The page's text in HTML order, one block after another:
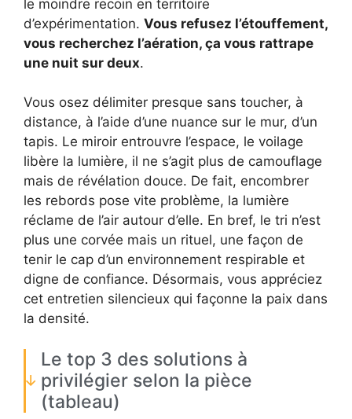
le moindre recoin en territoire
d’expérimentation. Vous refusez l’étouffement,
vous recherchez l’aération, ça vous rattrape
une nuit sur deux.
Vous osez délimiter presque sans toucher, à
distance, à l’aide d’une nuance sur le mur, d’un
tapis. Le miroir entrouvre l’espace, le voilage
libère la lumière, il ne s’agit plus de camouflage
mais de révélation douce. De fait, encombrer
les rebords pose vite problème, la lumière
réclame de l’air autour d’elle. En bref, le tri n’est
plus une corvée mais un rituel, une façon de
tenir le cap d’un environnement respirable et
digne de confiance. Désormais, vous appréciez
cet entretien silencieux qui façonne la paix dans
la densité.
Le top 3 des solutions à
privilégier selon la pièce
(tableau)